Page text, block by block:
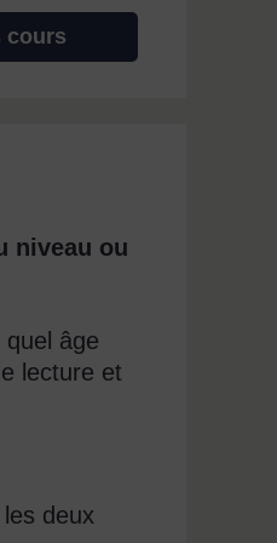
cours
niveau ou
âge
lecture et
deux